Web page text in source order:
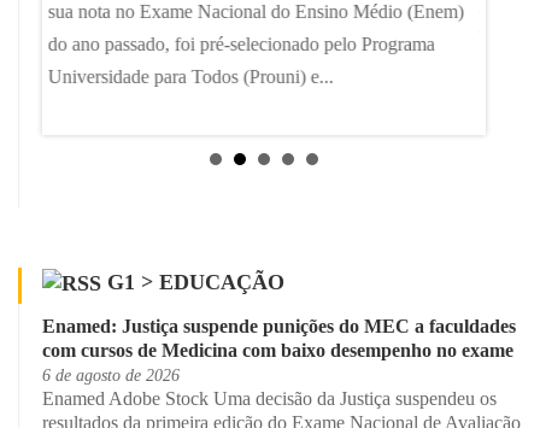
sua nota no Exame Nacional do Ensino Médio (Enem)
do ano passado, foi pré-selecionado pelo Programa
Universidade para Todos (Prouni) e...
G1 > EDUCAÇÃO
Enamed: Justiça suspende punições do MEC a faculdades
com cursos de Medicina com baixo desempenho no exame
6 de agosto de 2026
Enamed Adobe Stock Uma decisão da Justiça suspendeu os
resultados da primeira edição do Exame Nacional de Avaliação